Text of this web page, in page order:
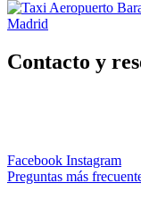
Contacto y
Facebook Instagram
Preguntas más